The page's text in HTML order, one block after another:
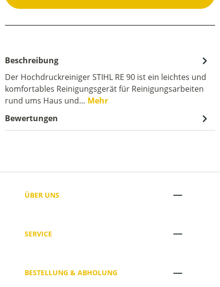
Beschreibung
Der Hochdruckreiniger STIHL RE 90 ist ein leichtes und
komfortables Reinigungsgerät für Reinigungsarbeiten
rund ums Haus und… Mehr
Bewertungen
ÜBER UNS
SERVICE
BESTELLUNG & ABHOLUNG